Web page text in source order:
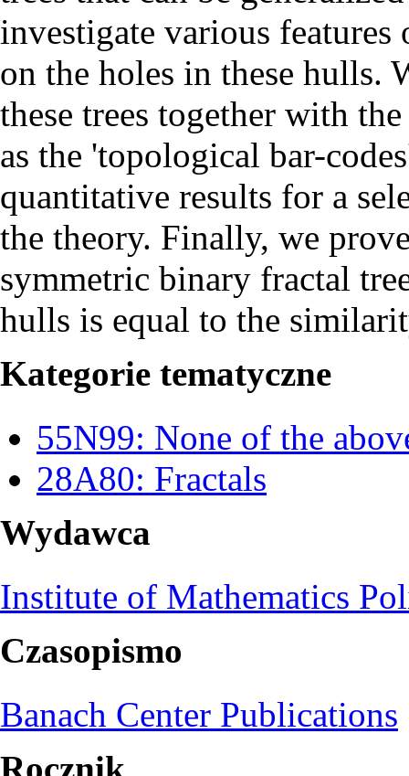
investigate various features
on the holes in these hulls.
these trees together with
as the 'topological bar-
quantitative results for a
the theory. Finally, we
symmetric binary fractal
hulls is equal to the
Kategorie tematyczne
55N99: None of the
28A80: Fractals
Wydawca
Institute of Mathematics
Czasopismo
Banach Center Publications